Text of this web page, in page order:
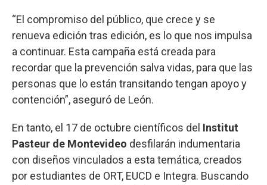
“El compromiso del público, que crece y se
renueva edición tras edición, es lo que nos impulsa
a continuar. Esta campaña está creada para
recordar que la prevención salva vidas, para que las
personas que lo están transitando tengan apoyo y
contención”, aseguró de León.
En tanto, el 17 de octubre científicos del Institut
Pasteur de Montevideo desfilarán indumentaria
con diseños vinculados a esta temática, creados
por estudiantes de ORT, EUCD e Integra. Buscando